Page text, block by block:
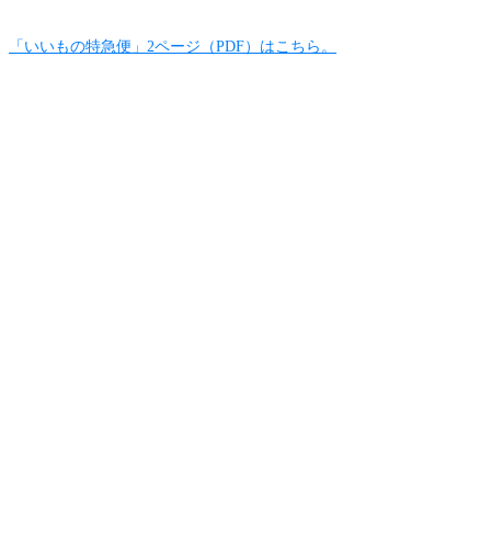
「いいもの特急便」2ページ（PDF）はこちら。